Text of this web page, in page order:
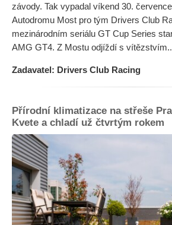
závody. Tak vypadal víkend 30.
Autodromu Most pro tým Drivers Club
mezinárodním seriálu GT Cup Series
AMG GT4. Z Mostu odjíždí s
Zadavatel: Drivers Club Racing
Přírodní klimatizace na střeše
Kvete a chladí už čtvrtým rokem